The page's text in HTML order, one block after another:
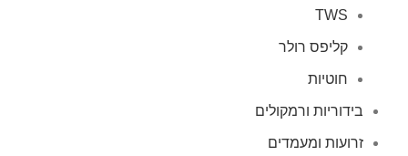
TWS
קליפס רולר
חוטיות
בידוריות ורמקולים
זרועות ומעמדים